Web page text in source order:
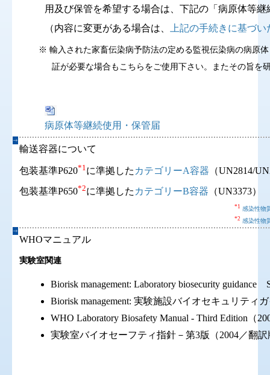
用及び保管を希望する場合は、下記の「病原体等
（内容に変更がある場合は、
上記の手続きに基づい
※ 輸入された家畜伝染病予防法の定める監視伝染病の病原
証が必要な場合もこちらをご使用下さい。またその旨を
病原体等継続使用・保管届
輸送容器について
包装基準P620*1に準拠した カテゴリーA容器 （UN2814/
包装基準P650*2に準拠した カテゴリーB容器 （UN3373）
*1 感染性物
*2 感染性物
WHOマニュアル
実験室関連
Biorisk management: Laboratory biosecurity guidance
Biorisk management: 実験施設バイオセキュリテ
WHO Laboratory Biosafety Manual - Third Edition（
実験室バイオセーフティ指針－第3版（2004／翻訳